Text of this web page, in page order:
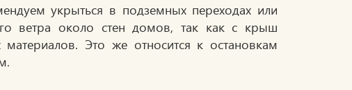
укрыться в подземных переходах или
ветра около стен домов, так как с крыш
Это же относится к остановкам